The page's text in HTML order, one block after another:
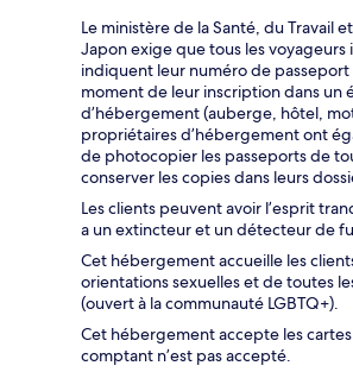
Le ministère de la Santé, du Travail
Japon exige que tous les voyageurs
indiquent leur numéro de
moment de leur inscription dans un
d’hébergement (auberge, hôtel,
propriétaires d’hébergement ont
de photocopier les passeports de
conserver les copies dans leurs
Les clients peuvent avoir l’esprit
a un extincteur et un détecteur de
Cet hébergement accueille les
orientations sexuelles et de toutes
(ouvert à la communauté LGBTQ+).
Cet hébergement accepte les
comptant n’est pas accepté.